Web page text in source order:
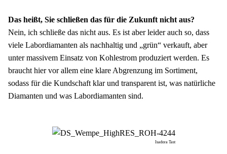
Das heißt, Sie schließen das für die Zukunft nicht aus?
Nein, ich schließe das nicht aus. Es ist aber leider auch so, dass
viele Labordiamanten als nachhaltig und „grün“ verkauft, aber
unter massivem Einsatz von Kohlestrom produziert werden. Es
braucht hier vor allem eine klare Abgrenzung im Sortiment,
sodass für die Kundschaft klar und transparent ist, was natürliche
Diamanten und was Labordiamanten sind.
Isadora Tast